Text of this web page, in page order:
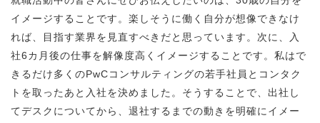
イメージすることです。楽しそうに働く自分が想像できなけ
れば、目指す業界を見直すべきだと思っています。次に、入
社6カ月後の仕事を解像度高くイメージすることです。私はで
きるだけ多くのPwCコンサルティングの若手社員とコンタク
トを取ったあと入社を決めました。そうすることで、出社し
てデスクについてから、退社するまでの動きを明確にイメー